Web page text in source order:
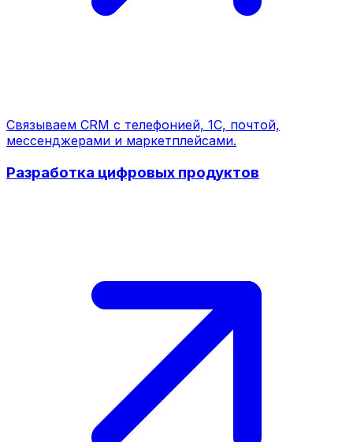
Связываем CRM с телефонией, 1С, почтой,
мессенджерами и маркетплейсами.
Разработка цифровых продуктов